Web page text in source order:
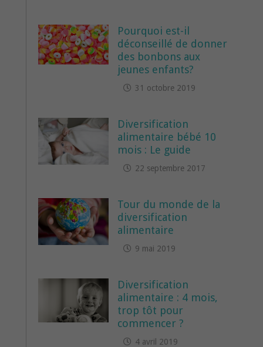
Pourquoi est-il
déconseillé de donner
des bonbons aux
jeunes enfants?
31 octobre 2019
Diversification
alimentaire bébé 10
mois : Le guide
22 septembre 2017
Tour du monde de la
diversification
alimentaire
9 mai 2019
Diversification
alimentaire : 4 mois,
trop tôt pour
commencer ?
4 avril 2019